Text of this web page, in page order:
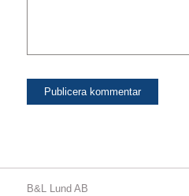
B&L Lund AB